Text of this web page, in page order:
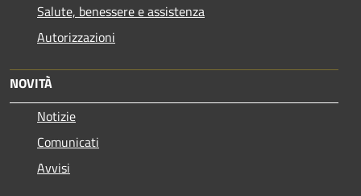
Salute, benessere e assistenza
Autorizzazioni
NOVITÀ
Notizie
Comunicati
Avvisi